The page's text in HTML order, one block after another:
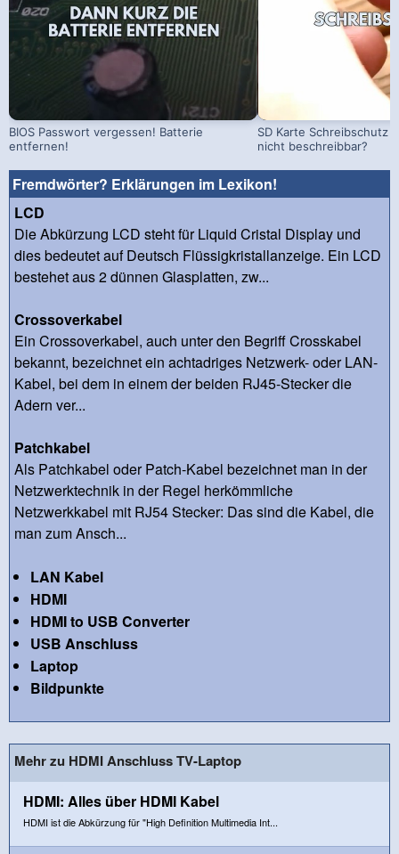
BIOS Passwort vergessen! Batterie
entfernen!
SD Karte Schreibschutz
nicht beschreibbar?
Fremdwörter? Erklärungen im Lexikon!
LCD
Die Abkürzung LCD steht für Liquid Cristal Display und
dies bedeutet auf Deutsch Flüssigkristallanzeige. Ein LCD
bestehet aus 2 dünnen Glasplatten, zw...
Crossoverkabel
Ein Crossoverkabel, auch unter den Begriff Crosskabel
bekannt, bezeichnet ein achtadriges Netzwerk- oder LAN-
Kabel, bei dem in einem der beiden RJ45-Stecker die
Adern ver...
Patchkabel
Als Patchkabel oder Patch-Kabel bezeichnet man in der
Netzwerktechnik in der Regel herkömmliche
Netzwerkkabel mit RJ54 Stecker: Das sind die Kabel, die
man zum Ansch...
LAN Kabel
HDMI
HDMI to USB Converter
USB Anschluss
Laptop
Bildpunkte
Mehr zu HDMI Anschluss TV-Laptop
HDMI: Alles über HDMI Kabel
HDMI ist die Abkürzung für "High Definition Multimedia Int...